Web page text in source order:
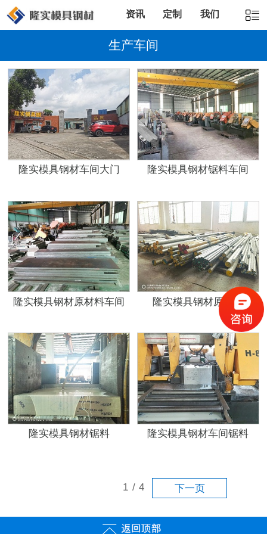
资讯 定制 我们
生产车间
隆实模具钢材车间大门 隆实模具钢材锯料车间
隆实模具钢材原材料车间 隆实模具钢材原材料
隆实模具钢材锯料 隆实模具钢材车间锯料
1 / 4 下一页